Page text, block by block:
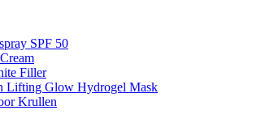
SPF 50
Filler
Lifting Glow Hydrogel Mask
Krullen